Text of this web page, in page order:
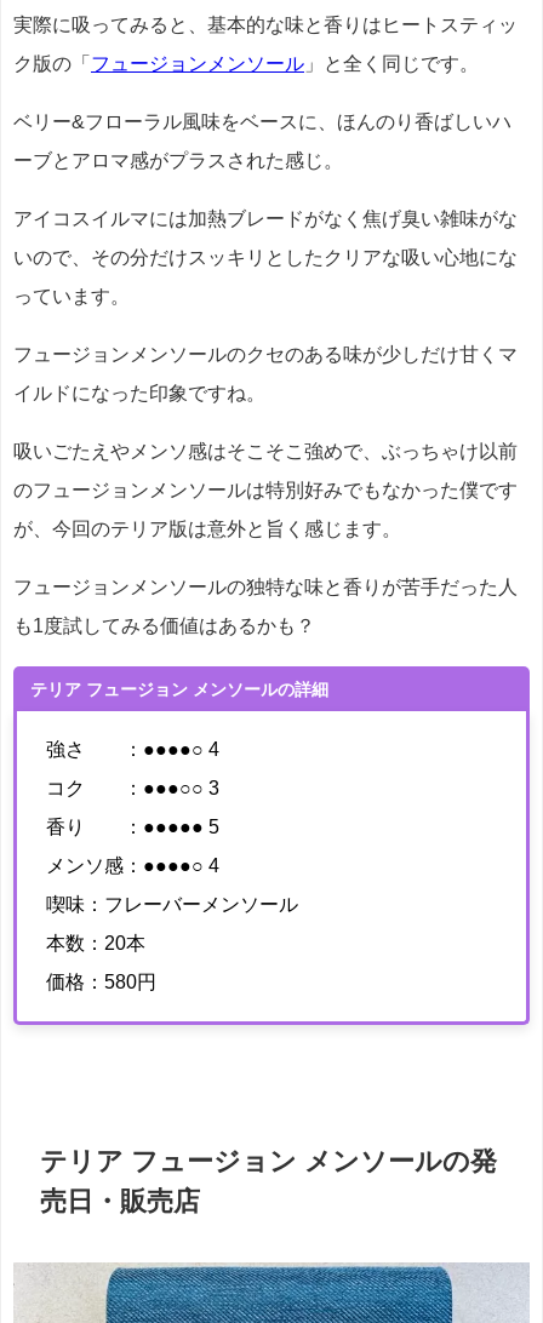
実際に吸ってみると、基本的な味と香りはヒートスティッ
ク版の「 フュージョンメンソール 」と全く同じです。
ベリー&フローラル風味をベースに、ほんのり香ばしいハ
ーブとアロマ感がプラスされた感じ。
アイコスイルマには加熱ブレードがなく焦げ臭い雑味がな
いので、その分だけスッキリとしたクリアな吸い心地にな
っています。
フュージョンメンソールのクセのある味が少しだけ甘くマ
イルドになった印象ですね。
吸いごたえやメンソ感はそこそこ強めで、ぶっちゃけ以前
のフュージョンメンソールは特別好みでもなかった僕です
が、今回のテリア版は意外と旨く感じます。
フュージョンメンソールの独特な味と香りが苦手だった人
も1度試してみる価値はあるかも？
テリア フュージョン メンソールの詳細
強さ ：●●●●○ 4
コク ：●●●○○ 3
香り ：●●●●● 5
メンソ感：●●●●○ 4
喫味：フレーバーメンソール
本数：20本
価格：580円
テリア フュージョン メンソールの発
売日・販売店